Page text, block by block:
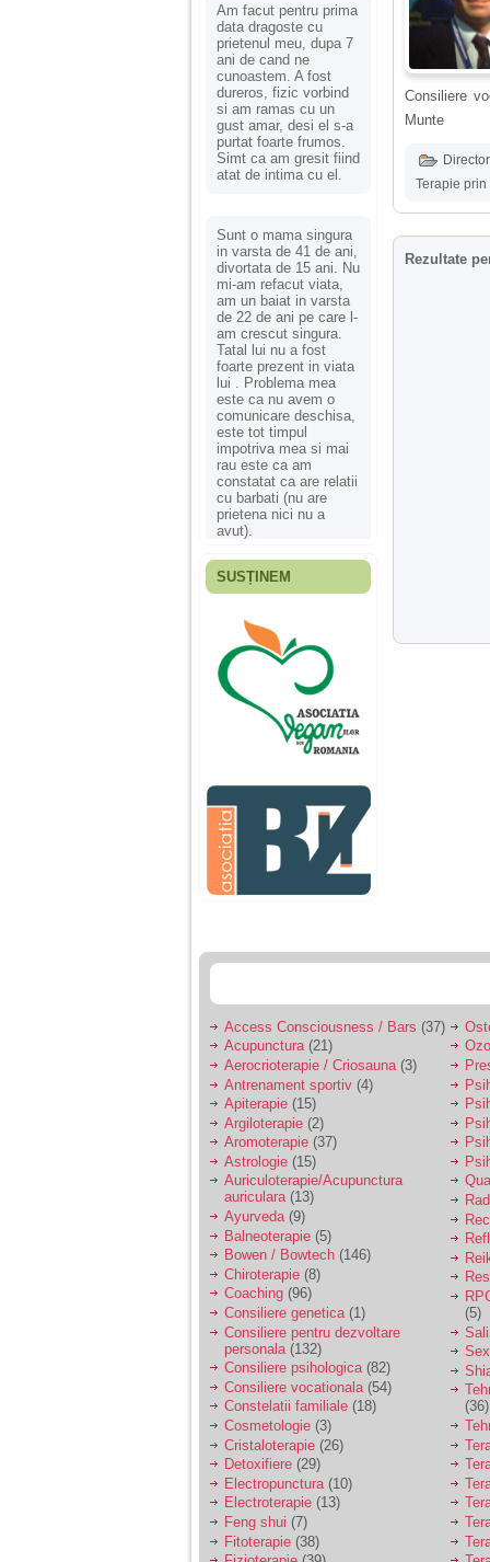
Am facut pentru prima
data dragoste cu
prietenul meu, dupa 7
ani de cand ne
cunoastem. A fost
dureros, fizic vorbind
si am ramas cu un
gust amar, desi el s-a
purtat foarte frumos.
Simt ca am gresit fiind
atat de intima cu el.
Sunt o mama singura
in varsta de 41 de ani,
divortata de 15 ani. Nu
mi-am refacut viata,
am un baiat in varsta
de 22 de ani pe care l-
am crescut singura.
Tatal lui nu a fost
foarte prezent in viata
lui . Problema mea
este ca nu avem o
comunicare deschisa,
este tot timpul
impotriva mea si mai
rau este ca am
constatat ca are relatii
cu barbati (nu are
prietena nici nu a
avut).
Fiica mea s-a nascut
ani, privind in urma
realizez cat de multe
greseli am facut in
educatia si cresterea
ei, am fost o mama
egoista, preocupata
de implinirea
profesionala, cand ea
era mica am neglijat-
agresiva, orice
greseala era taxata cu
o palma sau pedepse.
De 4 ani am o relatie
serioasa cu un barbat
sa se manifeste o
Ma aflu aici pentru ca
vreau sa stiu daca am
nevoie de un psiholog
sau psihiatru.
Sunt casatorita, am
31 de ani si un copil in
varsta de 2 ani care
mi-e lumina ochilor.
De ceva timp simt ca
mi s-a adunat
oboseala, o oboseala
cronica de care nu pot
scapa si simt ca din
cauza ei nu pot
controla nervii si
cateodata are copilul
de suferit.
Am o bariera peste
care nu pot trece:
prietena mea a ramas
insarcinata cu o fata.
Am fost de comun
acord sa facem un
copil, cu gandul ca e
baiat.
SUSȚINEM
Consiliere
Munte
Terapie
Rezultate
Access Consciousness / Bars (37)
Acupunctura(21)
Aerocrioterapie / Criosauna (3)
Antrenament sportiv (4)
Apiterapie (15)
Argiloterapie (2)
Aromoterapie (37)
Astrologie (15)
Auriculoterapie/Acupunctura
auriculara(13)
Ayurveda(9)
Balneoterapie (5)
Bowen / Bowtech (146)
Chiroterapie (8)
Coaching (96)
Consiliere genetica(1)
Consiliere pentru dezvoltare
personala (132)
Consiliere psihologica(82)
Consiliere vocationala (54)
Constelatii familiale (18)
Cosmetologie (3)
Cristaloterapie (26)
Detoxifiere (29)
Electropunctura (10)
Electroterapie (13)
Feng shui (7)
Fitoterapie (38)
(5)
(36)